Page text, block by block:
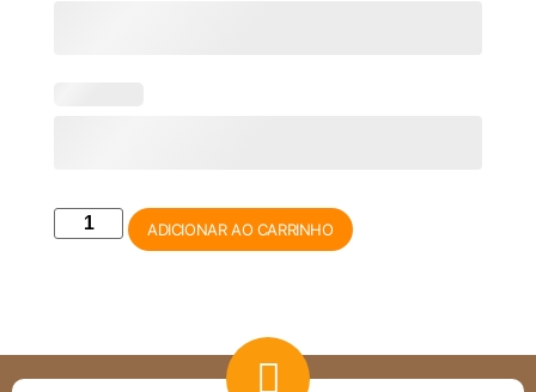
ADICIONAR AO CARRINHO